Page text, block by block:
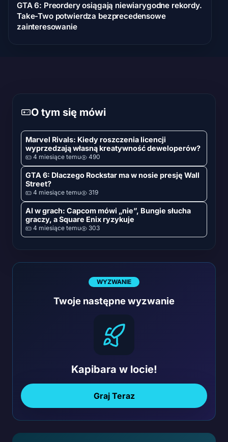
GTA 6: Preordery osiągają niewiarygodne rekordy.
Take-Two potwierdza bezprecedensowe
zainteresowanie
O tym się mówi
Marvel Rivals: Kiedy roszczenia licencji
wyprzedzają własną kreatywność deweloperów?
4 miesiące temu 490
GTA 6: Dlaczego Rockstar ma w nosie presję Wall
Street?
4 miesiące temu 319
AI w grach: Capcom mówi „nie”, Bungie słucha
graczy, a Square Enix ryzykuje
4 miesiące temu 303
WYZWANIE
Twoje następne wyzwanie
Kapibara w locie!
Graj Teraz